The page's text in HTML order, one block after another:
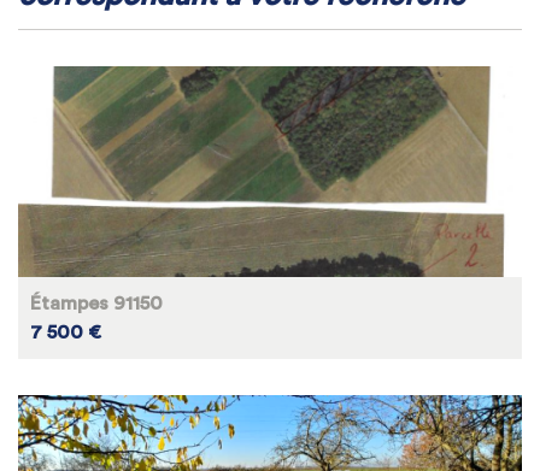
Étampes 91150
7 500 €